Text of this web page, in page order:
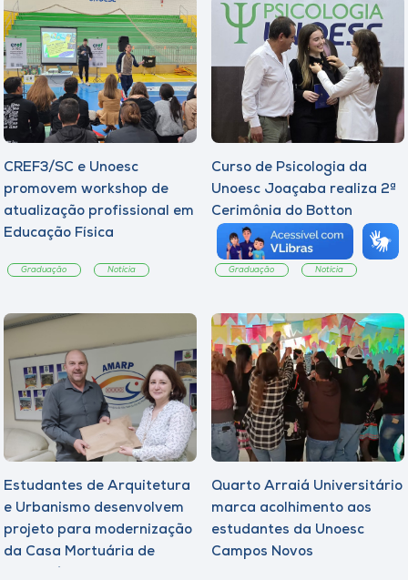
CREF3/SC e Unoesc
promovem workshop de
atualização profissional em
Educação Física
Graduação Notícia
Curso de Psicologia da
Unoesc Joaçaba realiza 2ª
Cerimônia do Botton
Graduação Notícia
Estudantes de Arquitetura
e Urbanismo desenvolvem
projeto para modernização
da Casa Mortuária de
Quarto Arraiá Universitário
marca acolhimento aos
estudantes da Unoesc
Campos Novos